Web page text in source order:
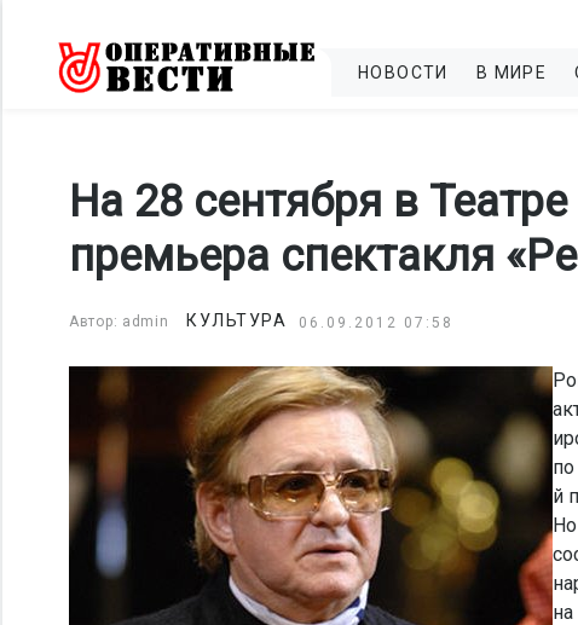
НОВОСТИ В МИРЕ
На 28 сентября в
премьера спектакля
Автор: admin КУЛЬТУРА 06.09.2012 07:58
й